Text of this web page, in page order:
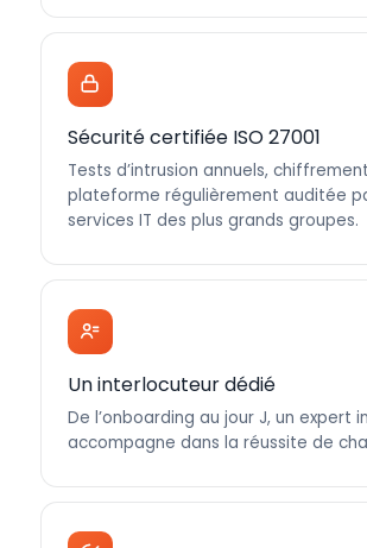
Sécurité certifiée ISO 27001
Tests d’intrusion annuels,
plateforme régulièrement auditée
services IT des plus grands groupes.
Un interlocuteur dédié
De l’onboarding au jour J, un expert
accompagne dans la réussite de